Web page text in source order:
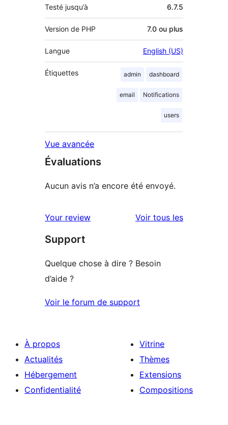
Testé jusqu’à 6.7.5
Version de PHP 7.0 ou plus
Langue English (US)
Étiquettes admin dashboard
email Notifications
users
Vue avancée
Évaluations
Aucun avis n’a encore été envoyé.
Your review Voir tous lesavis
Support
Quelque chose à dire ? Besoin
d’aide ?
Voir le forum de support
À propos
Actualités
Hébergement
Confidentialité
Vitrine
Thèmes
Extensions
Compositions